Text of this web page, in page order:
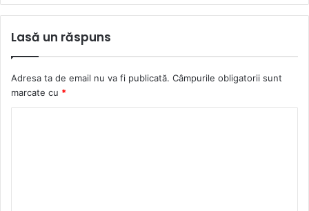
Lasă un răspuns
Adresa ta de email nu va fi publicată. Câmpurile obligatorii sunt
marcate cu *